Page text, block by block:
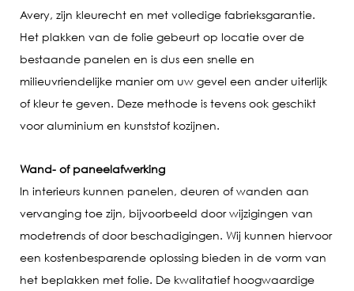
Avery, zijn kleurecht en met volledige fabrieksgarantie.
Het plakken van de folie gebeurt op locatie over de
bestaande panelen en is dus een snelle en
milieuvriendelijke manier om uw gevel een ander uiterlijk
of kleur te geven. Deze methode is tevens ook geschikt
voor aluminium en kunststof kozijnen.
Wand- of paneelafwerking
In interieurs kunnen panelen, deuren of wanden aan
vervanging toe zijn, bijvoorbeeld door wijzigingen van
modetrends of door beschadigingen. Wij kunnen hiervoor
een kostenbesparende oplossing bieden in de vorm van
het beplakken met folie. De kwalitatief hoogwaardige